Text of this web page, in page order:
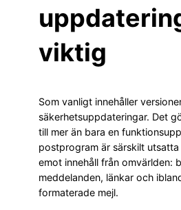
viktig
Som vanligt innehåller
säkerhetsuppdateringar. Det
till mer än bara en
postprogram är särskilt
emot innehåll från omvärlden:
meddelanden, länkar och
formaterade mejl.